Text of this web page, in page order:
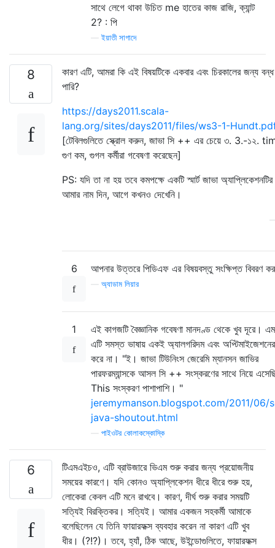
সাথে লেগে থাকা উচিত me হাতের কাজ রাজি, ক্যান্ট
2? : পি
—ইয়াতী সাগাদে
8
কারণ এটি, আমরা কি এই বিষয়টিকে একবার এবং চিরকালের জন্য
পারি?
https://days2011.scala-
lang.org/sites/days2011/files/ws3-1-
[টেবিলগুলিতে স্ক্রোল করুন, জাভা সি ++ এর চেয়ে ৩. 3.-১২.
গুণ কম, গুগল কর্মীরা গবেষণা করেছেন]
PS: যদি তা না হয় তবে কমপক্ষে একটি স্মার্ট জাভা
আমার নাম দিন, আগে কখনও দেখেনি।
6 আপনার উত্তরে পিডিএফ এর বিষয়বস্তু সংক্ষিপ্ত বিবরণ
অ্যাডাম লিয়ার
1
এই কাগজটি বৈজ্ঞানিক গবেষণা মানদণ্ড থেকে খুব দূরে।
এটি সমস্ত ভাষায় একই অ্যালগরিদম এবং
করে না। "ই। জাভা টিউনিংস জেরেমি ম্যানসন জাভির
পারফরম্যান্সকে আসল সি ++ সংস্করণের সাথে নিয়ে
This সংস্করণ পাশাপাশি। "
jeremymanson.blogspot.com/2011/06/
java-shoutout.html
পাইওটর কোলাকস্কোস্কি
6
টিএমএইচও, এটি ব্রাউজারে ভিএম শুরু করার জন্য প্রয়োজনীয়
সময়ের কারণে। যদি কোনও অ্যাপ্লিকেশন ধীরে ধীরে শুরু হয়,
লোকেরা কেবল এটি মনে রাখবে। কারণ, দীর্ঘ শুরু করার সময়টি
সত্যিই বিরক্তিকর। সত্যিই। আমার একজন সহকর্মী আমাকে
বলেছিলেন যে তিনি ফায়ারফক্স ব্যবহার করেন না কারণ এটি খুব
ধীর। (?!?)। তবে, হ্যাঁ, ঠিক আছে, উইন্ডোগুলিতে, ফায়ারফক্স